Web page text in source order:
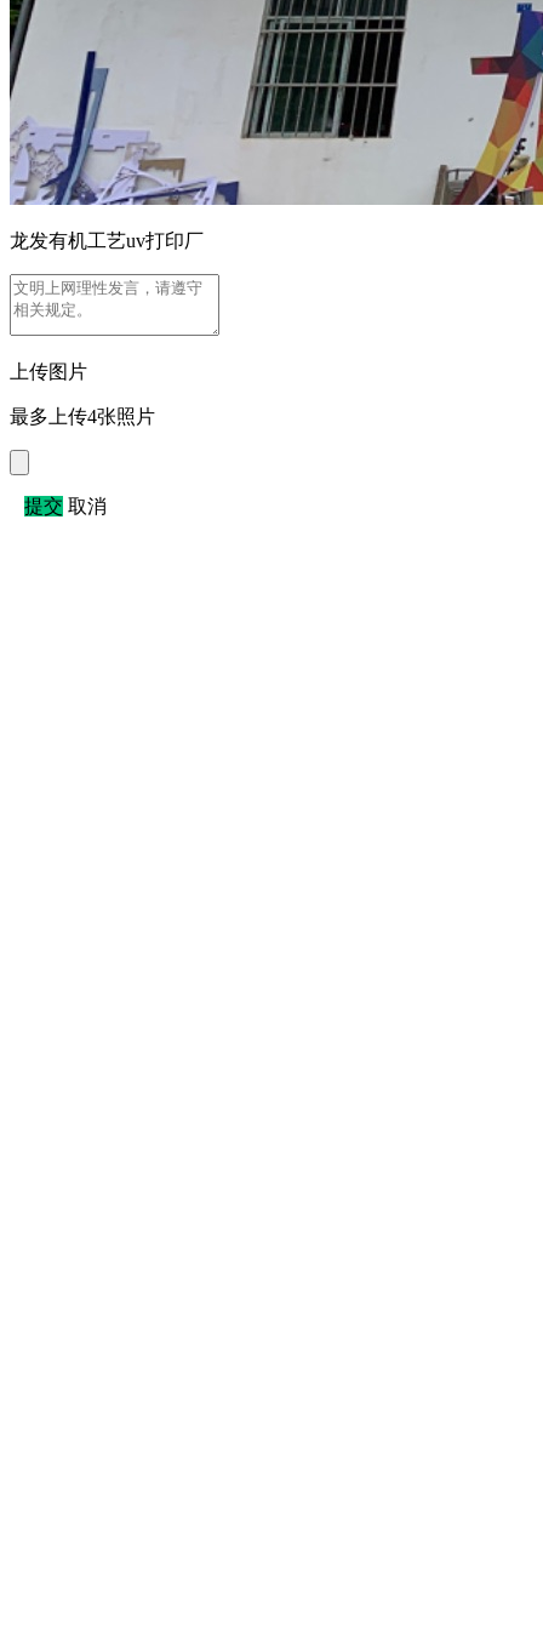
龙发有机工艺uv打印厂
上传图片
最多上传4张照片
提交 取消